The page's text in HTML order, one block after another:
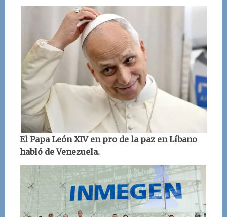
El Papa León XIV en pro de la paz en Líbano
habló de Venezuela.